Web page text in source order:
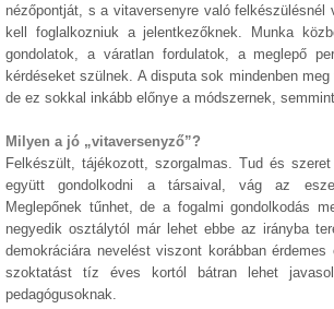
nézőpontját, s a vitaversenyre való felkészülésnél
kell foglalkozniuk a jelentkezőknek. Munka
gondolatok, a váratlan fordulatok, a meglepő
kérdéseket szülnek. A disputa sok mindenben meg
de ez sokkal inkább előnye a módszernek,
Milyen a jó „vitaversenyző”?
Felkészült, tájékozott, szorgalmas. Tud és
együtt gondolkodni a társaival, vág az
Meglepőnek tűnhet, de a fogalmi gondolkodás
negyedik osztálytól már lehet ebbe az irányba
demokráciára nevelést viszont korábban
szoktatást tíz éves kortól bátran lehet
pedagógusoknak.